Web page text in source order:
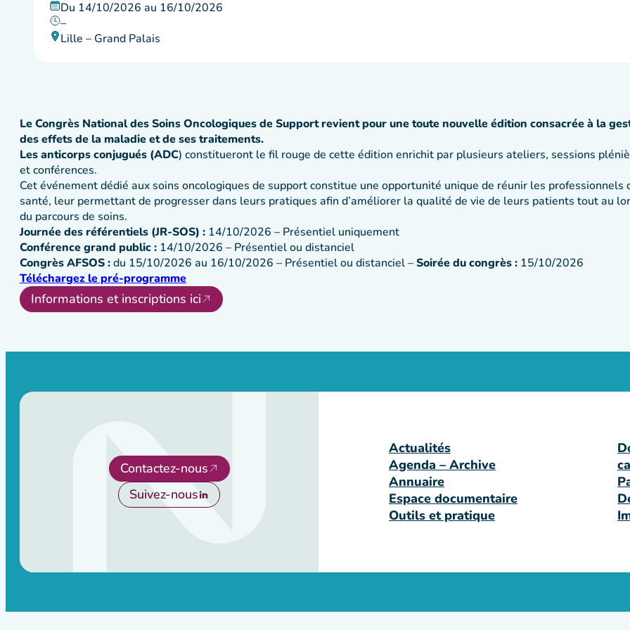
Du 14/10/2026 au 16/10/2026
–
Lille – Grand Palais
Le Congrès National des Soins Oncologiques de Support revient pour une toute nouvelle édition consacrée à la
des effets de la maladie et de ses traitements.
Les anticorps conjugués (ADC) constitueront le fil rouge de cette édition enrichit par plusieurs ateliers, sessions
et conférences.
Cet événement dédié aux soins oncologiques de support constitue une opportunité unique de réunir les professionnels
santé, leur permettant de progresser dans leurs pratiques afin d’améliorer la qualité de vie de leurs patients tout au
du parcours de soins.
Journée des référentiels (JR-SOS) : 14/10/2026 – Présentiel uniquement
Conférence grand public : 14/10/2026 – Présentiel ou distanciel
Congrès AFSOS :du 15/10/2026 au 16/10/2026 – Présentiel ou distanciel –Soirée du congrès : 15/10/2026
Téléchargez le pré-programme
Informations et inscriptions ici
Contactez-nous
Suivez-nous
Actualités
Agenda – Archive
Annuaire
Espace documentaire
Outils et pratique